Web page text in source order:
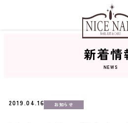
新着情
NEWS
2019.04.16 お知らせ